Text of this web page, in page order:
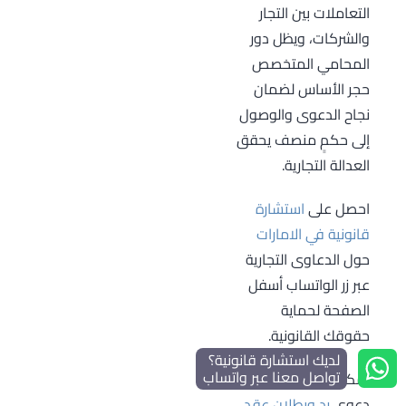
المشروعة أو
التعويض عن
الأضرار التجارية.
الحق، ويبدأ حساب
المدة من يوم
وقوع الفعل أو
إخلال أحد الأطراف
بالالتزام.
التعاملات بين التجار
والشركات، ويظل دور
المحامي المتخصص
حجر الأساس لضمان
نجاح الدعوى والوصول
إلى حكمٍ منصف يحقق
العدالة التجارية.
احصل علىاستشارة
قانونية في الامارات
حول الدعاوى التجارية
عبر زر الواتساب أسفل
الصفحة لحماية
حقوقك القانونية.
يمكنك الاطلاع على:
لديك استشارة قانونية؟
تواصل معنا عبر واتساب